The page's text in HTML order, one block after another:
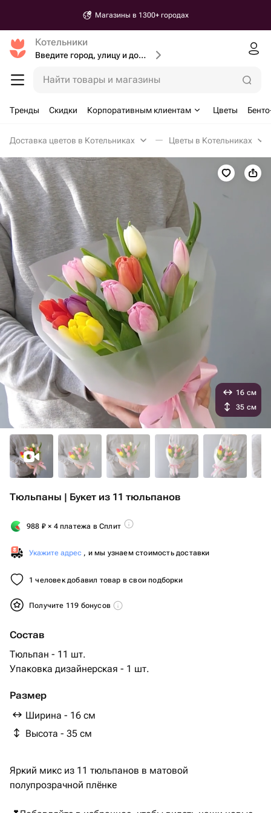
Магазины в 1300+ городах
Котельники
Введите город, улицу и дом доставки
Найти товары и магазины
Тренды Скидки Корпоративным клиентам Цветы
Доставка цветов в Котельниках Цветы в Котельниках
Тюльпаны | Букет из 11 тюльпанов
988 ₽ × 4 платежа в Сплит
Укажите адрес , и мы узнаем стоимость доставки
1 человек добавил товар в свои подборки
Получите 119 бонусов
Состав
Тюльпан - 11 шт.
Упаковка дизайнерская - 1 шт.
Размер
Ширина - 16 см
Высота - 35 см
16 см
35 см
Яркий микс из 11 тюльпанов в матовой
полупрозрачной плёнке